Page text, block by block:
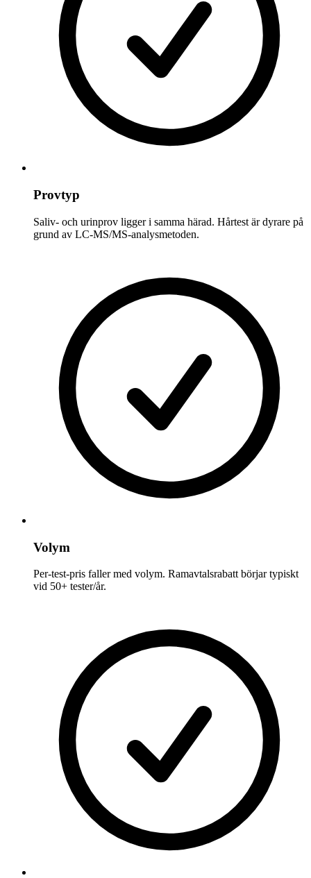
Provtyp
Saliv- och urinprov ligger i samma härad. Hårtest är dyrare på
grund av LC-MS/MS-analysmetoden.
Volym
Per-test-pris faller med volym. Ramavtalsrabatt börjar typiskt
vid 50+ tester/år.